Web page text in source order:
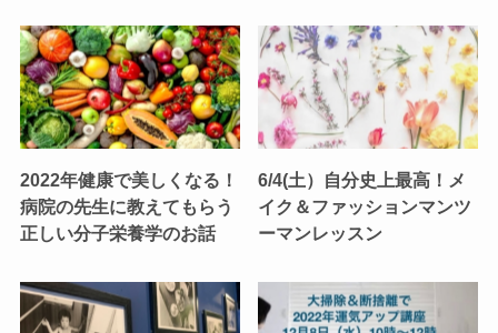
2022年健康で美しくなる！
病院の先生に教えてもらう
正しい分子栄養学のお話
6/4(土）自分史上最高！メ
イク＆ファッションマンツ
ーマンレッスン